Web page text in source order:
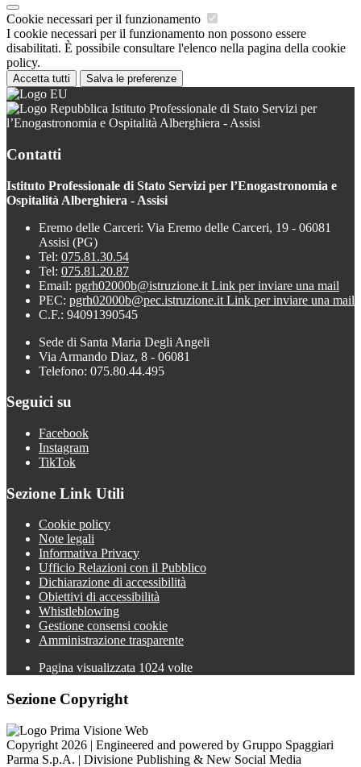
Cookie necessari per il funzionamento
I cookie necessari per il funzionamento non possono essere
disabilitati. È possibile consultare l'elenco nella pagina della cookie
policy.
Accetta tutti Salva le preferenze
Istituto Professionale di Stato Servizi per
l’Enogastronomia e Ospitalità Alberghiera - Assisi
Contatti
Istituto Professionale di Stato Servizi per l’Enogastronomia e
Ospitalità Alberghiera - Assisi
Eremo delle Carceri: Via Eremo delle Carceri, 19 - 06081
Assisi (PG)
Tel: 075.81.30.54
Tel: 075.81.20.87
Email: pgrh02000b@istruzione.it Link per inviare una mail
PEC: pgrh02000b@pec.istruzione.it Link per inviare una mail
C.F.: 94091390545
Sede di Santa Maria Degli Angeli
Via Armando Diaz, 8 - 06081
Telefono: 075.80.44.495
Seguici su
Facebook
Instagram
TikTok
Sezione Link Utili
Cookie policy
Note legali
Informativa Privacy
Ufficio Relazioni con il Pubblico
Dichiarazione di accessibilità
Obiettivi di accessibilità
Whistleblowing
Gestione consensi cookie
Amministrazione trasparente
Pagina visualizzata 1024 volte
Sezione Copyright
Copyright 2026 | Engineered and powered by Gruppo Spaggiari
Parma S.p.A. | Divisione Publishing & New Social Media